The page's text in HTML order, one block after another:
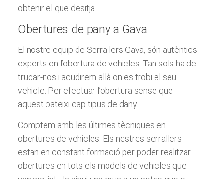
obtenir el que desitja.
Obertures de pany a Gava
El nostre equip de Serrallers Gava, ​​són autèntics
experts en l’obertura de vehicles. Tan sols ha de
trucar-nos i acudirem allà on es trobi el seu
vehicle. Per efectuar l’obertura sense que
aquest pateixi cap tipus de dany.
Comptem amb les últimes tècniques en
obertures de vehicles. Els nostres serrallers
estan en constant formació per poder realitzar
obertures en tots els models de vehicles que